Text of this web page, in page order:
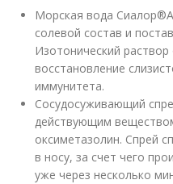
Морская вода Сиалор®
солевой состав и
Изотонический раствор
восстановление
иммунитета.
Сосудосуживающий
действующим
оксиметазолин. Спрей
в носу, за счет чего
уже через несколько